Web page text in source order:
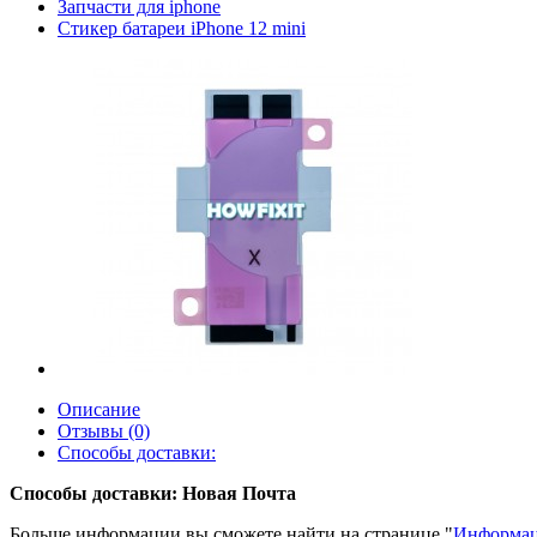
Запчасти для iphone
Стикер батареи iPhone 12 mini
Описание
Отзывы (0)
Способы доставки:
Способы доставки: Новая Почта